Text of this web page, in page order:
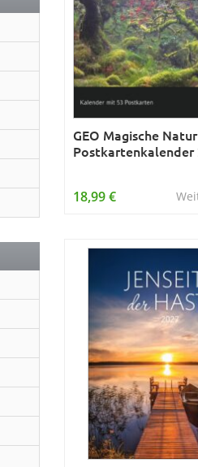
GEO Magische Natur
Postkartenkalender
18,99 €